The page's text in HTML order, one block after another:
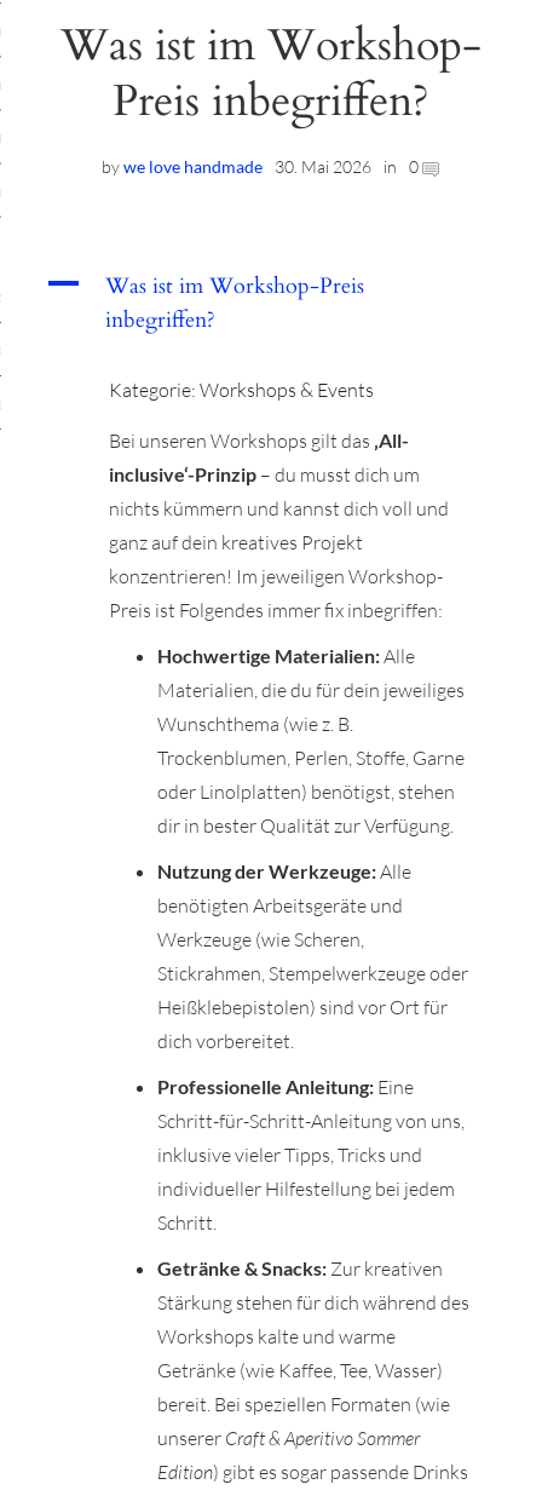
Workshops
Location
Workshops
Was ist im Workshop-
Preis inbegriffen?
bywe love handmade 30. Mai 2026 in 0
A
Was ist im Workshop-Preis
inbegriffen?
Kategorie: Workshops & Events
Bei unseren Workshops gilt das ‚All-
inclusive‘-Prinzip – du musst dich um
nichts kümmern und kannst dich voll und
ganz auf dein kreatives Projekt
konzentrieren! Im jeweiligen Workshop-
Preis ist Folgendes immer fix inbegriffen:
Hochwertige Materialien:Alle
Materialien, die du für dein jeweiliges
Wunschthema (wie z. B.
Trockenblumen, Perlen, Stoffe, Garne
oder Linolplatten) benötigst, stehen
dir in bester Qualität zur Verfügung.
Nutzung der Werkzeuge:Alle
benötigten Arbeitsgeräte und
Werkzeuge (wie Scheren,
Stickrahmen, Stempelwerkzeuge oder
Heißklebepistolen) sind vor Ort für
dich vorbereitet.
Professionelle Anleitung: Eine
Schritt-für-Schritt-Anleitung von uns,
inklusive vieler Tipps, Tricks und
individueller Hilfestellung bei jedem
Schritt.
Getränke & Snacks: Zur kreativen
Stärkung stehen für dich während des
Workshops kalte und warme
Getränke (wie Kaffee, Tee, Wasser)
bereit. Bei speziellen Formaten (wie
unserer Craft & Aperitivo Sommer
Edition) gibt es sogar passende Drinks